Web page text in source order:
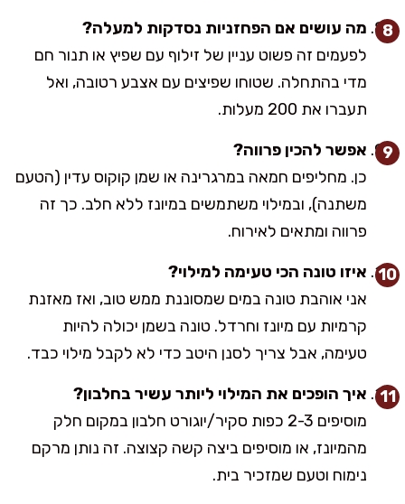
מה עושים אם הפחזניות נסדקות למעלה?
לפעמים זה פשוט עניין של זילוף עם שפיץ או תנור חם
מדי בהתחלה. שטוחו שפיצים עם אצבע רטובה, ואל
תעברו את 200 מעלות.
אפשר להכין פרווה?
כן. מחליפים חמאה במרגרינה או שמן קוקוס עדין (הטעם
משתנה), ובמילוי משתמשים במיונז ללא חלב. כך זה
פרווה ומתאים לאירוח.
איזו טונה הכי טעימה למילוי?
אני אוהבת טונה במים שמסוננת ממש טוב, ואז מאזנת
קרמיות עם מיונז וחרדל. טונה בשמן יכולה להיות
טעימה, אבל צריך לסנן היטב כדי לא לקבל מילוי כבד.
איך הופכים את המילוי ליותר עשיר בחלבון?
מוסיפים 2-3 כפות סקיר/יוגורט חלבון במקום חלק
מהמיונז, או מוסיפים ביצה קשה קצוצה. זה נותן מרקם
נימוח וטעם שמזכיר בית.